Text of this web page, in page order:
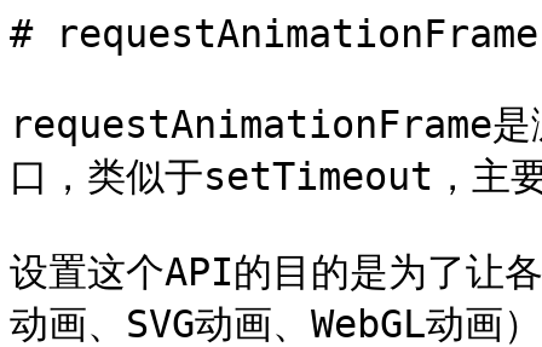
# requestAnimationFrame
requestAnimationFrame是
口，类似于setTimeout，主
设置这个API的目的是为了让
动画、SVG动画、WebGL动画